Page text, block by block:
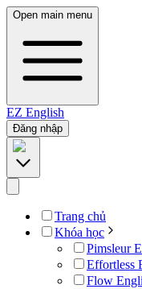
Open main menu
EZ English
Đăng nhập
Trang chủ
Khóa học
Pimsleur
Effortless
Flow